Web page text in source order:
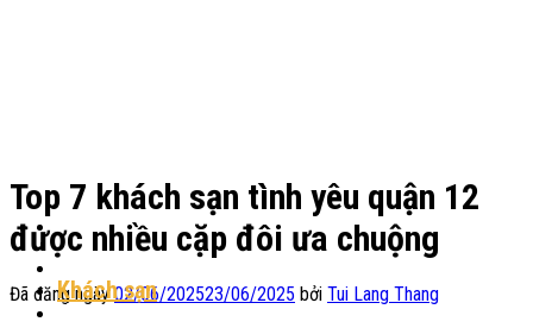
Địa Điểm Lưu Trú
Khách sạn
Homestay
Top 7 khách sạn tình yêu quận 12
được nhiều cặp đôi ưa chuộng
Đã đăng ngày02/06/202523/06/2025 bởi Tui Lang Thang